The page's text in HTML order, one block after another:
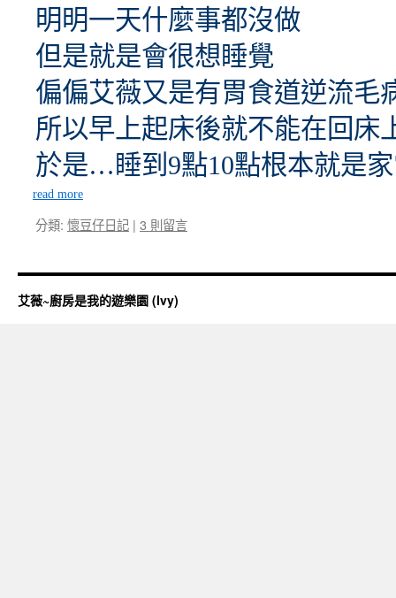
明明一天什麼事都沒做
但是就是會很想睡覺
偏偏艾薇又是有胃食道逆流毛
所以早上起床後就不能在回床
於是…睡到9點10點根本就是
read more
分類: 懷豆仔日記 | 3 則留言
艾薇~廚房是我的遊樂園 (Ivy)